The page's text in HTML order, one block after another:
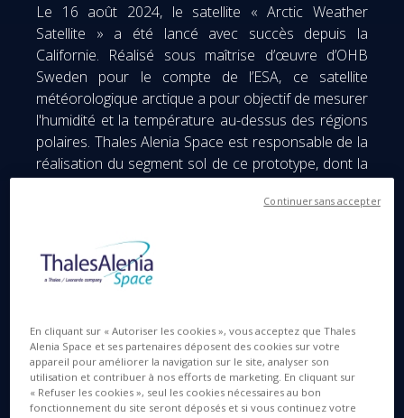
Le 16 août 2024, le satellite « Arctic Weather
Satellite » a été lancé avec succès depuis la
Californie. Réalisé sous maîtrise d’œuvre d’OHB
Sweden pour le compte de l’ESA, ce satellite
météorologique arctique a pour objectif de mesurer
l'humidité et la température au-dessus des régions
polaires. Thales Alenia Space est responsable de la
réalisation du segment sol de ce prototype, dont la
actuelles et de renforcer la précision et les
dessus de l’arctique.
Une connaissance renforcée des conditions
Avec une position orbitale située à 600 kilomètres
d’altitude, ce microsatellite contribuera à
l’amélioration de la qualité des données
scientifiques récoltées au sein de la zone Arctique.
En cliquant sur « Autoriser les cookies », vous acceptez que Thales
Alenia Space et ses partenaires déposent des cookies sur votre
appareil pour améliorer la navigation sur le site, analyser son
utilisation et contribuer à nos efforts de marketing. En cliquant sur
« Refuser les cookies », seul les cookies nécessaires au bon
fonctionnement du site seront déposés et si vous continuez votre
Continuer sans accepter